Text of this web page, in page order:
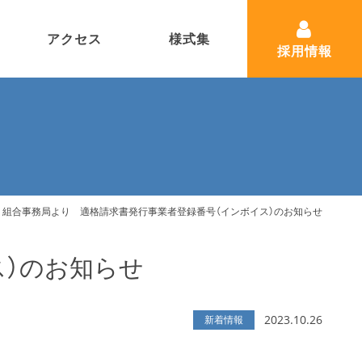
アクセス 様式集
採用情報
組合事務局より 適格請求書発行事業者登録番号（インボイス）のお知らせ
のお知らせ
新着情報 2023.10.26